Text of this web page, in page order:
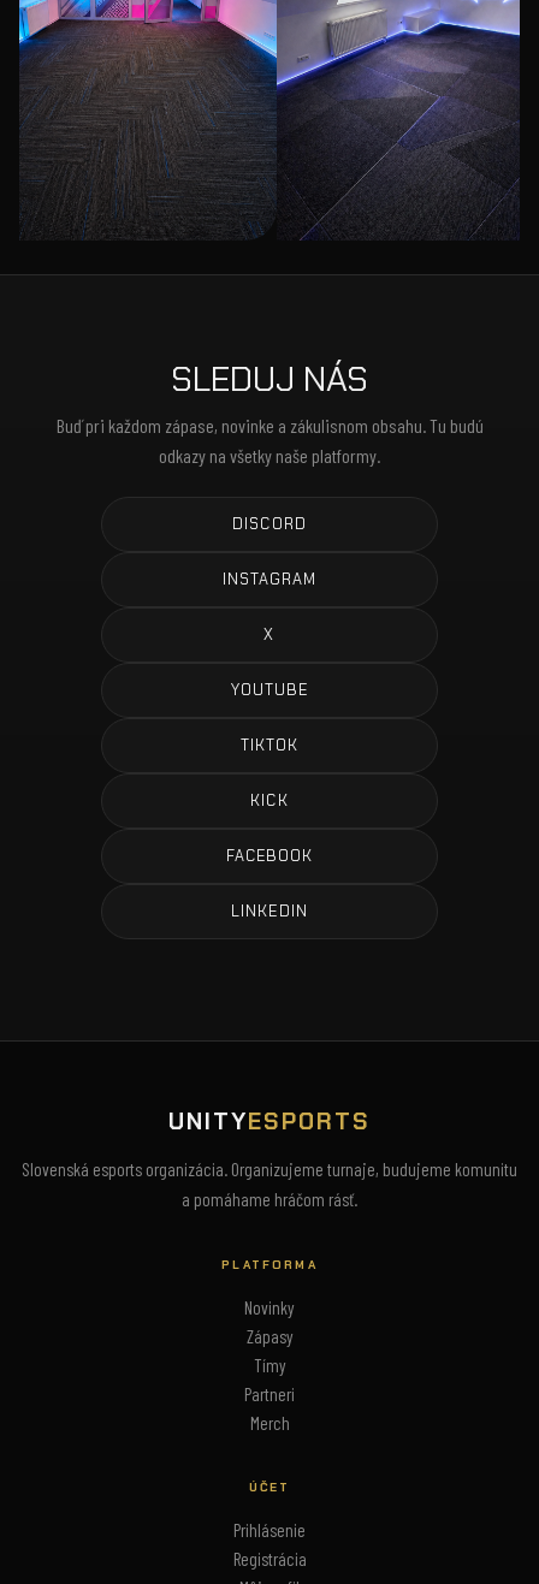
SLEDUJ NÁS
Buď pri každom zápase, novinke a zákulisnom obsahu. Tu budú
odkazy na všetky naše platformy.
DISCORD
INSTAGRAM
X
YOUTUBE
TIKTOK
KICK
FACEBOOK
LINKEDIN
UNITYESPORTS
Slovenská esports organizácia. Organizujeme turnaje, budujeme komunitu
a pomáhame hráčom rásť.
PLATFORMA
Novinky
Zápasy
Tímy
Partneri
Merch
ÚČET
Prihlásenie
Registrácia